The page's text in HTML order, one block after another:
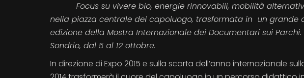
Focus su vivere bio, energie rinnovabili, mobilità
nella piazza centrale del capoluogo, trasformata in un grande
edizione della Mostra Internazionale dei Documentari sui Parchi.
Sondrio, dal 5 al 12 ottobre.
In direzione di Expo 2015 e sulla scorta dell’anno internazionale